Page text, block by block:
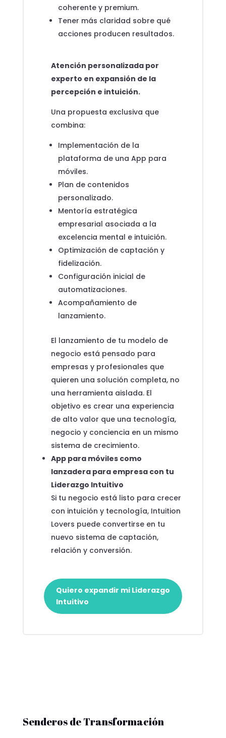
coherente y premium.
Tener más claridad sobre qué
acciones producen resultados.
Atención personalizada por
experto en expansión de la
percepción e intuición.
Una propuesta exclusiva que
combina:
Implementación de la
plataforma de una App para
móviles.
Plan de contenidos
personalizado.
Mentoría estratégica
empresarial asociada a la
excelencia mental e intuición.
Optimización de captación y
fidelización.
Configuración inicial de
automatizaciones.
Acompañamiento de
lanzamiento.
El lanzamiento de tu modelo de
negocio está pensado para
empresas y profesionales que
quieren una solución completa, no
una herramienta aislada. El
objetivo es crear una experiencia
de alto valor que una tecnología,
negocio y conciencia en un mismo
sistema de crecimiento.
App para móviles como
lanzadera para empresa con tu
Liderazgo Intuitivo
Si tu negocio está listo para crecer
con intuición y tecnología, Intuition
Lovers puede convertirse en tu
nuevo sistema de captación,
relación y conversión.
Quiero expandir mi Liderazgo
Intuitivo
Senderos de Transformación